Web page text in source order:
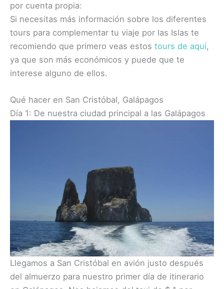
por cuenta propia:
Si necesitas más información sobre los diferentes
tours para complementar tu viaje por las Islas te
recomiendo que primero veas estos tours de aquí,
ya que son más económicos y puede que te
interese alguno de ellos.
Qué hacer en San Cristóbal, Galápagos
Día 1: De nuestra ciudad principal a las Galápagos
Llegamos a San Cristóbal en avión justo después
del almuerzo para nuestro primer día de itinerario